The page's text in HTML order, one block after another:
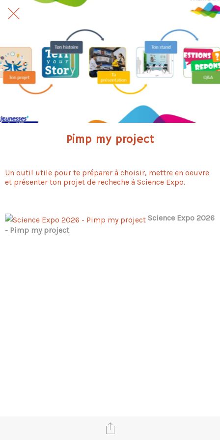
Pimp my project
Un outil utile pour te préparer à choisir, mettre en oeuvre
et présenter ton projet de recheche à Science Expo.
Science Expo 2026
- Pimp my project